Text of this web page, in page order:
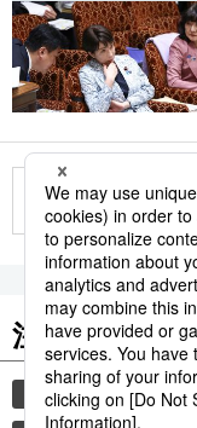
注目のキーワ
共同通信ニュース